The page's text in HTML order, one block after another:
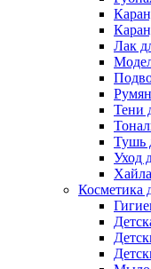
Лак
Тени
Тушь
Уход
Косметика